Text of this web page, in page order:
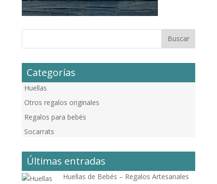
Categorías
Huellas
Otros regalos originales
Regalos para bebés
Socarrats
Últimas entradas
Huellas de Bebés – Regalos Artesanales